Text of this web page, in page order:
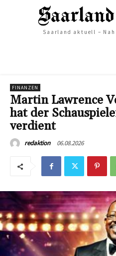
Saarland aktuell –
FINANZEN
Martin Lawrence
hat der
verdient
redaktion 06.08.2026